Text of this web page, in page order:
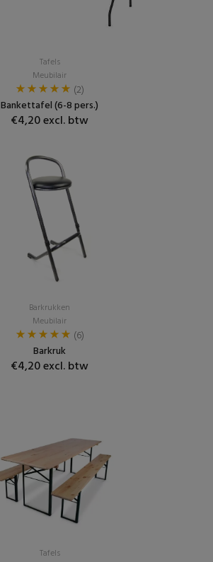
Tafels
Meubilair
(2)
Bankettafel (6-8 pers.)
€4,20 excl. btw
Barkrukken
Meubilair
(6)
Barkruk
€4,20 excl. btw
Tafels